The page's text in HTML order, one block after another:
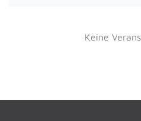
Keine
FOBICON ESSEN · KI-